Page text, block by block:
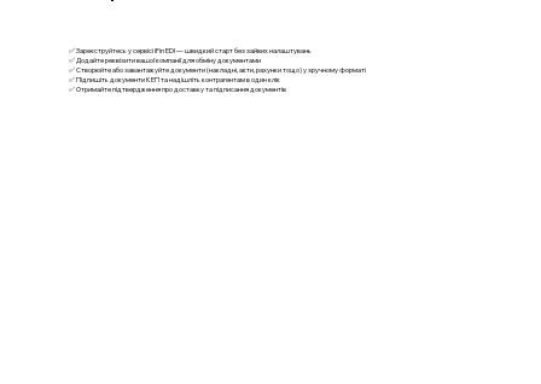
✅ Зареєструйтесь у сервісі iFin EDI — швидкий старт без зайвих налаштувань
✅ Додайте реквізити вашої компанії для обміну документами
✅ Створюйте або завантажуйте документи (накладні, акти, рахунки тощо) у зручному форматі
✅ Підпишіть документи КЕП та надішліть контрагентам в один клік
✅ Отримайте підтвердження про доставку та підписання документів